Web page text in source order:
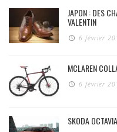
JAPON : DES
VALENTIN
6 février
MCLAREN
6 février
SKODA